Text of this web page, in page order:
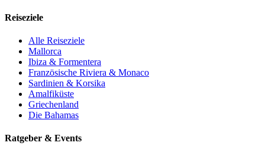
Reiseziele
Alle Reiseziele
Mallorca
Ibiza & Formentera
Französische Riviera & Monaco
Sardinien & Korsika
Amalfiküste
Griechenland
Die Bahamas
Ratgeber & Events